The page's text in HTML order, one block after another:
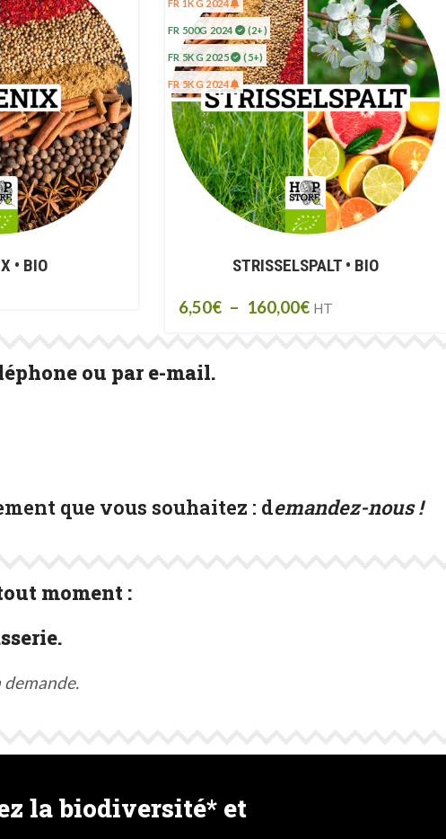
• BIO
FR 1KG 2024
FR 500G 2024 (2+)
FR 5KG 2025 (5+)
FR 5KG 2024
STRISSELSPALT • BIO
6,50€ – 160,00€ HT
ou par e-mail.
que vous souhaitez : demandez-nous !
moment :
la biodiversité* et